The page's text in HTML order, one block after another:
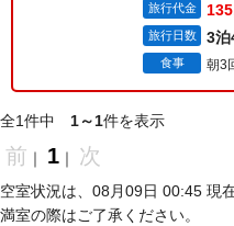
旅行代金
旅行日数 3泊
食事 朝3
全1件中 1～1件を表示
前 ｜ 1 ｜ 次
空室状況は、08月09日 00:45 現
満室の際はご了承ください。